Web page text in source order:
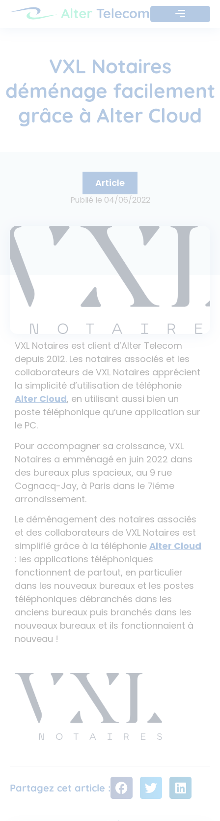
VXL Notaires
déménage facilement
grâce à Alter Cloud
Article
Publié le 04/06/2022
VXL Notaires est client d’Alter Telecom
depuis 2012. Les notaires associés et les
collaborateurs de VXL Notaires apprécient
la simplicité d’utilisation de téléphonie
Alter Cloud, en utilisant aussi bien un
poste téléphonique qu’une application sur
le PC.
Pour accompagner sa croissance, VXL
Notaires a emménagé en juin 2022 dans
des bureaux plus spacieux, au 9 rue
Cognacq-Jay, à Paris dans le 7iéme
arrondissement.
Le déménagement des notaires associés
et des collaborateurs de VXL Notaires est
simplifié grâce à la téléphonie Alter Cloud
: les applications téléphoniques
fonctionnent de partout, en particulier
dans les nouveaux bureaux et les postes
téléphoniques débranchés dans les
anciens bureaux puis branchés dans les
nouveaux bureaux et ils fonctionnaient à
nouveau !
Partagez cet article :